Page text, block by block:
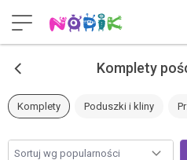
< Komplety
Komplety Poduszki i kliny